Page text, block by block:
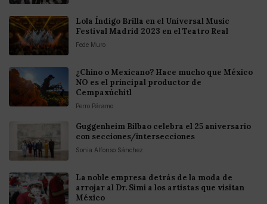
Lola Índigo Brilla en el Universal Music
Festival Madrid 2023 en el Teatro Real
Fede Muro
¿Chino o Mexicano? Hace mucho que México
NO es el principal productor de
Cempaxúchitl
Perro Páramo
Guggenheim Bilbao celebra el 25 aniversario
con secciones/intersecciones
Sonia Alfonso Sánchez
La noble empresa detrás de la moda de
arrojar al Dr. Simi a los artistas que visitan
México